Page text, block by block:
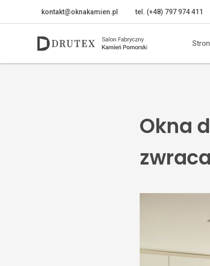
kontakt@oknakamien.pl tel. (+48) 797 974 411
Okna